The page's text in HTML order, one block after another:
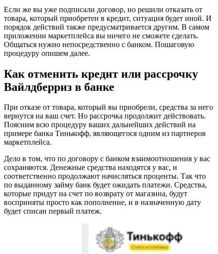
Если же вы уже подписали договор, но решили отказать от
товара, который приобретен в кредит, ситуация будет иной. И
порядок действий также предусматривается другим. В самом
приложении маркетплейса вы ничего не сможете сделать.
Общаться нужно непосредственно с банком. Пошаговую
процедуру опишем далее.
Как отменить кредит или рассрочку
Вайлдберриз в банке
При отказе от товара, который вы приобрели, средства за него
вернутся на ваш счет. Но рассрочка продолжит действовать.
Поясним всю процедуру ваших дальнейших действий на
примере банка Тинькофф, являющегося одним из партнеров
маркетплейса.
Дело в том, что по договору с банком взаимоотношения у вас
сохраняются. Денежные средства находятся у вас, и
соответственно продолжают начисляться проценты. Так что
по выданному займу банк будет ожидать платежи. Средства,
которые придут на счет по возврату от магазина, будут
восприняты просто как пополнение, и в назначенную дату
будет списан первый платеж.